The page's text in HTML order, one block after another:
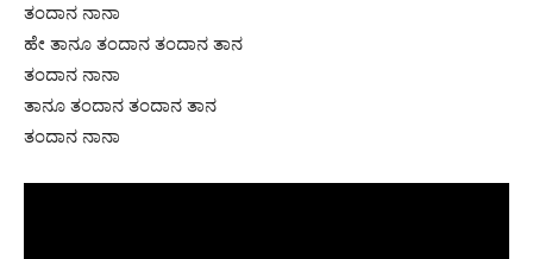
ತಂದಾನ ನಾನಾ
ಹೇ ತಾನೂ ತಂದಾನ ತಂದಾನ ತಾನ
ತಂದಾನ ನಾನಾ
ತಾನೂ ತಂದಾನ ತಂದಾನ ತಾನ
ತಂದಾನ ನಾನಾ